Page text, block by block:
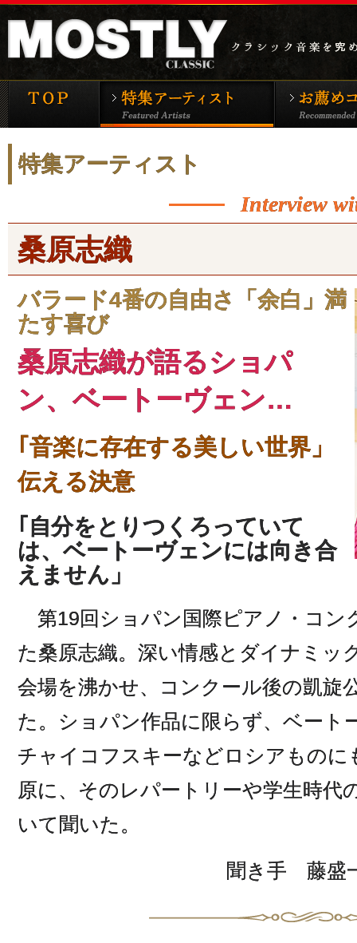
モーストリー・クラシックTOP 特集アーティ
特集アーティスト
Interview
桑原志織
バラード4番の自由さ「余白」満
たす喜び
桑原志織が語るショパ
ン、ベートーヴェン…
｢音楽に存在する美しい世界」
伝える決意
｢自分をとりつくろっていて
は、ベートーヴェンには向き合
えません」
第19回ショパン国際ピアノ・コン
た桑原志織。深い情感とダイナミッ
会場を沸かせ、コンクール後の凱旋
た。ショパン作品に限らず、ベート
チャイコフスキーなどロシアものに
原に、そのレパートリーや学生時代
いて聞いた。
聞き手 藤盛